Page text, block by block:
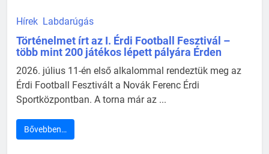
Hírek Labdarúgás
Történelmet írt az I. Érdi Football Fesztivál –
több mint 200 játékos lépett pályára Érden
2026. július 11-én első alkalommal rendeztük meg az
Érdi Football Fesztivált a Novák Ferenc Érdi
Sportközpontban. A torna már az ...
Bővebben…